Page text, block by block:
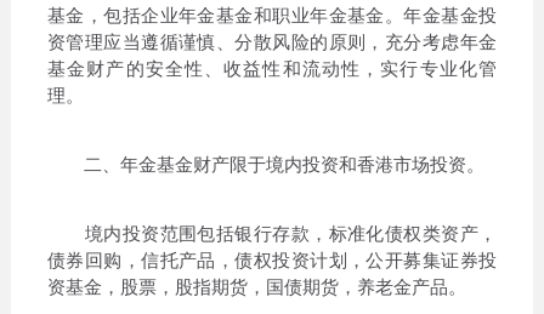
基金，包括企业年金基金和职业年金基金。年金基金投
资管理应当遵循谨慎、分散风险的原则，充分考虑年金
基金财产的安全性、收益性和流动性，实行专业化管
理。
二、年金基金财产限于境内投资和香港市场投资。
境内投资范围包括银行存款，标准化债权类资产，
债券回购，信托产品，债权投资计划，公开募集证券投
资基金，股票，股指期货，国债期货，养老金产品。